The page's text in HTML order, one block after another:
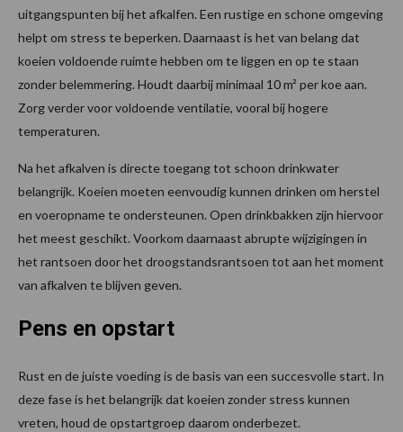
uitgangspunten bij het afkalfen. Een rustige en schone omgeving
helpt om stress te beperken. Daarnaast is het van belang dat
koeien voldoende ruimte hebben om te liggen en op te staan
zonder belemmering. Houdt daarbij minimaal 10 m² per koe aan.
Zorg verder voor voldoende ventilatie, vooral bij hogere
temperaturen.
Na het afkalven is directe toegang tot schoon drinkwater
belangrijk. Koeien moeten eenvoudig kunnen drinken om herstel
en voeropname te ondersteunen. Open drinkbakken zijn hiervoor
het meest geschikt. Voorkom daarnaast abrupte wijzigingen in
het rantsoen door het droogstandsrantsoen tot aan het moment
van afkalven te blijven geven.
Pens en opstart
Rust en de juiste voeding is de basis van een succesvolle start. In
deze fase is het belangrijk dat koeien zonder stress kunnen
vreten, houd de opstartgroep daarom onderbezet.